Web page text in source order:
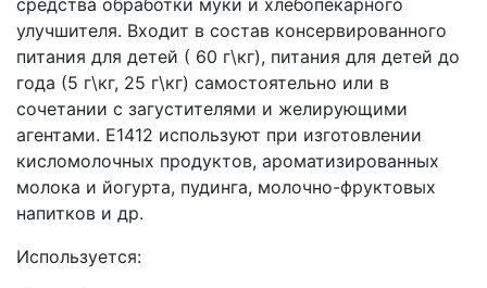
средства обработки муки и хлебопекарного
улучшителя. Входит в состав консервированного
питания для детей ( 60 г\кг), питания для детей до
года (5 г\кг, 25 г\кг) самостоятельно или в
сочетании с загустителями и желирующими
агентами. Е1412 используют при изготовлении
кисломолочных продуктов, ароматизированных
молока и йогурта, пудинга, молочно-фруктовых
напитков и др.
Используется: